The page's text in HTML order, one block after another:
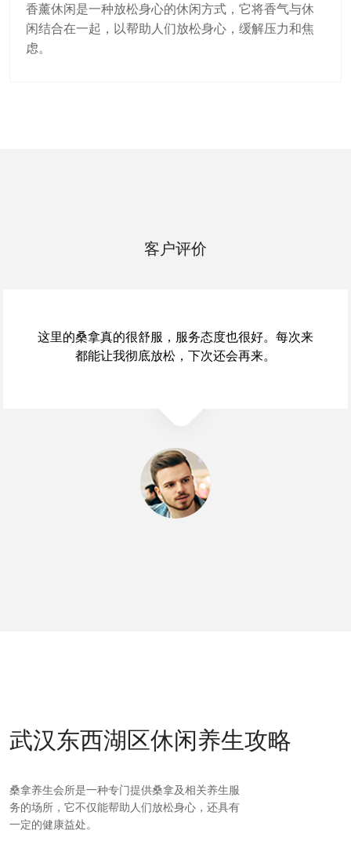
香薰休闲是一种放松身心的休闲方式，它将香气与休
闲结合在一起，以帮助人们放松身心，缓解压力和焦
虑。
客户评价
武汉东西湖区桑拿会所的环境很安静，很适合放
松。服务人员都很专业，提供了很多养生建议，感
武汉东西湖区休闲养生攻略
桑拿养生会所是一种专门提供桑拿及相关养生服
务的场所，它不仅能帮助人们放松身心，还具有
一定的健康益处。